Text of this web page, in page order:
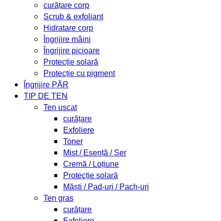
curățare corp
Scrub & exfoliant
Hidratare corp
Îngrijire mâini
Îngrijire picioare
Protecție solară
Protecție cu pigment
Îngrijire PĂR
TIP DE TEN
Ten uscat
curățare
Exfoliere
Toner
Mist / Esență / Ser
Cremă / Loțiune
Protecție solară
Măști / Pad-uri / Pach-uri
Ten gras
curățare